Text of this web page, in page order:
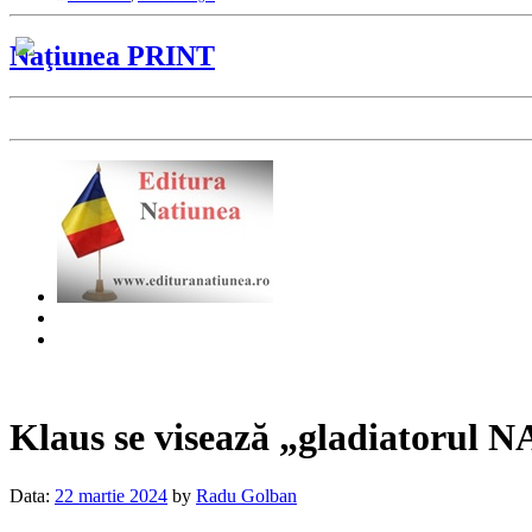
Naţiunea PRINT
Klaus se visează „gladiatorul
Data: 22 martie 2024 by Radu Golban